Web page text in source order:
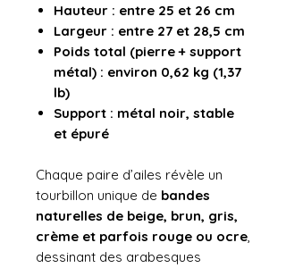
Hauteur : entre 25 et 26 cm
Largeur : entre 27 et 28,5 cm
Poids total (pierre + support
métal) : environ 0,62 kg (1,37
lb)
Support : métal noir, stable
et épuré
Chaque paire d’ailes révèle un
tourbillon unique de bandes
naturelles de beige, brun, gris,
crème et parfois rouge ou ocre,
dessinant des arabesques